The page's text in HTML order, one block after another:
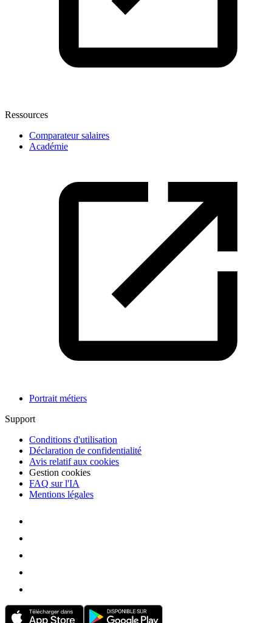
Ressources
Comparateur salaires
Académie
Portrait métiers
Support
Conditions d'utilisation
Déclaration de confidentialité
Avis relatif aux cookies
Gestion cookies
FAQ sur l'IA
Mentions légales